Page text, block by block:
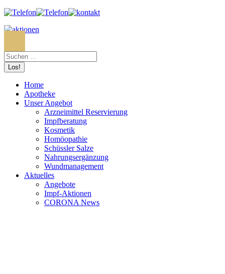
Home
Apotheke
Unser Angebot
Arzneimittel Reservierung
Impfberatung
Kosmetik
Homöopathie
Schüssler Salze
Nahrungsergänzung
Wundmanagement
Aktuelles
Angebote
Impf-Aktionen
CORONA News